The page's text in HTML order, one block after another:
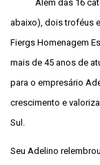
Além das 16
abaixo), dois troféus
Fiergs Homenagem
mais de 45 anos de
para o empresário
crescimento e
Sul.
Seu Adelino